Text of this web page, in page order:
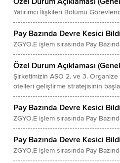
Yatırımcı İlişkileri Bölümü
Pay Bazında Devre Kesici
ZGYO.E işlem sırasında Pay
Özel Durum Açıklaması
Şirketimizin ASO 2. ve 3. Organize
otelleri geliştirme stratejisinin
Pay Bazında Devre Kesici
ZGYO.E işlem sırasında Pay
Pay Bazında Devre Kesici
ZGYO.E işlem sırasında Pay